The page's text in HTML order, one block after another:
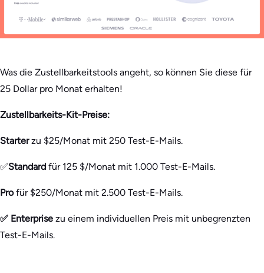
Was die Zustellbarkeitstools angeht, so können Sie diese für
25 Dollar pro Monat erhalten!
Zustellbarkeits-Kit-Preise:
Starterzu $25/Monat mit 250 Test-E-Mails.
✅Standard für 125 $/Monat mit 1.000 Test-E-Mails.
Profür $250/Monat mit 2.500 Test-E-Mails.
✅ Enterprise zu einem individuellen Preis mit unbegrenzten
Test-E-Mails.